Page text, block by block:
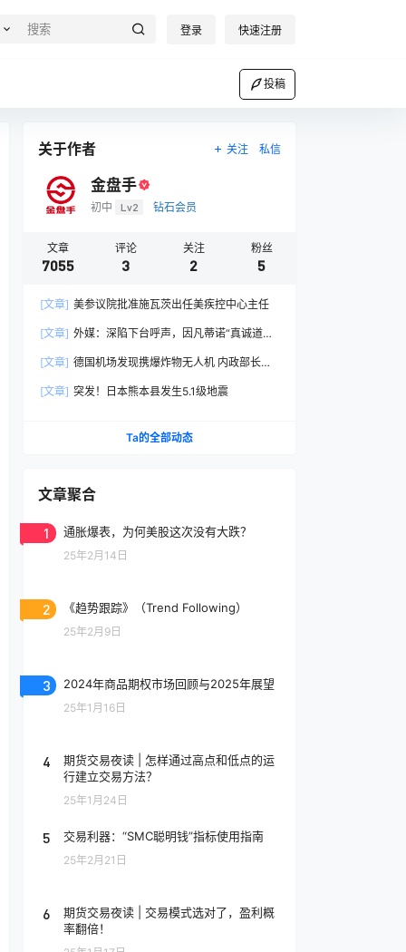
登录 快速注册
投稿
关于作者 关注 私信
金盘手
初中 Lv2 钻石会员
文章
7055
评论
3
关注
2
粉丝
5
[文章] 美参议院批准施瓦茨出任美疾控中心主任
[文章] 外媒：深陷下台呼声，因凡蒂诺“真诚道
[文章] 德国机场发现携爆炸物无人机 内政部长：
[文章] 突发！日本熊本县发生5.1级地震
Ta的全部动态
文章聚合
1 通胀爆表，为何美股这次没有大跌？
25年2月14日
2 《趋势跟踪》（Trend Following）
25年2月9日
3 2024年商品期权市场回顾与2025年展望
25年1月16日
4
期货交易夜读 | 怎样通过高点和低点的运
行建立交易方法？
25年1月24日
5 交易利器：“SMC聪明钱”指标使用指南
25年2月21日
6
期货交易夜读 | 交易模式选对了，盈利概
率翻倍！